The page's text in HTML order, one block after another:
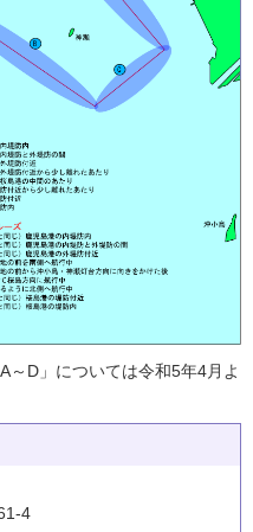
～D」については令和5年4月よ
4